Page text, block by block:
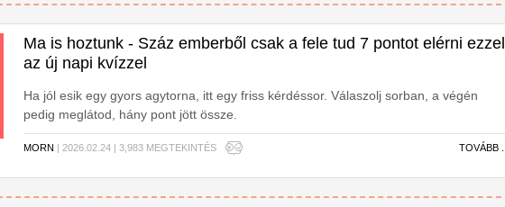
Ma is hoztunk - Száz emberből csak a fele tud 7 pontot elérni ezzel
az új napi kvízzel
Ha jól esik egy gyors agytorna, itt egy friss kérdéssor. Válaszolj sorban, a végén
pedig meglátod, hány pont jött össze.
MORN | 2026.02.24 | 3,983 MEGTEKINTÉS TOVÁBB ...